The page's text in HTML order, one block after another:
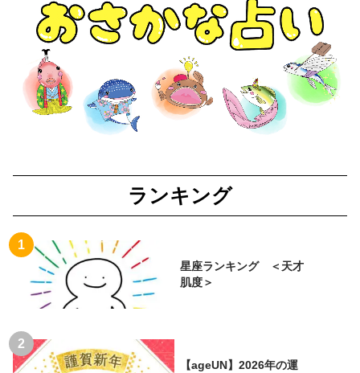
ランキング
星座ランキング ＜天才
肌度＞
【ageUN】2026年の運